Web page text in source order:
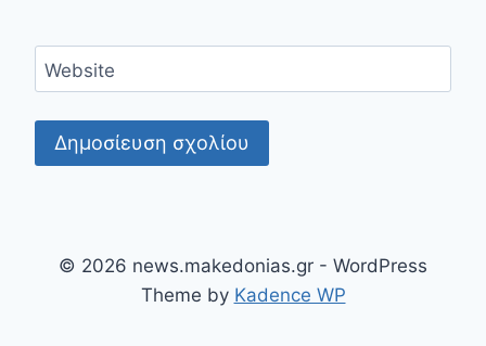
Website
© 2026 news.makedonias.gr - WordPress
Theme by Kadence WP